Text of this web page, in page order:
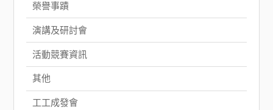
榮譽事蹟
演講及研討會
活動競賽資訊
其他
工工成發會